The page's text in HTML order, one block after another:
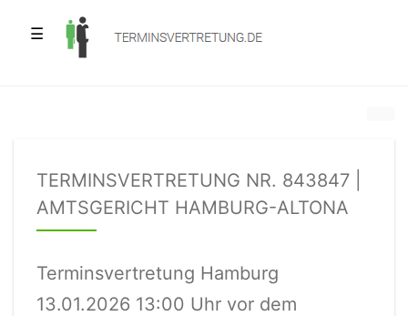
☰
TERMINSVERTRETUNG NR. 843847 |
AMTSGERICHT HAMBURG-ALTONA
Terminsvertretung Hamburg
13.01.2026 13:00 Uhr vor dem